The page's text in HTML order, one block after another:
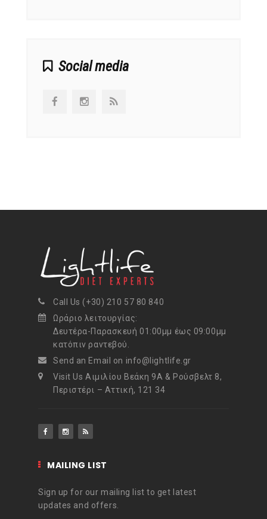
Social media
Call Us (+30) 210 57 80 840
Ωράριο λειτουργίας:
Δευτέρα-Παρασκευή 01:00μμ έως 09:00μμ
κατόπιν ραντεβού.
Send an Email on info@lightlife.gr
Visit Us Αιμιλίου Βεάκη 9Α & Ρούσβελτ 8,
Περιστέρι – Αττική, 121 34
MAILING LIST
Sign up for our mailing list to get latest
updates and offers.